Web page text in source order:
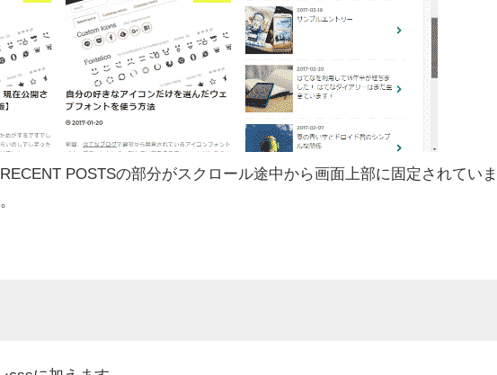
POSTSの部分がスクロール途中から画面上部に固定されていま